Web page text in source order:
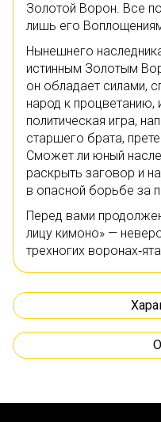
Золотой Ворон. Все
лишь его
Нынешнего
истинным Золотым
он обладает силами,
народ к процветанию,
политическая игра,
старшего брата,
Сможет ли юный
раскрыть заговор и
в опасной борьбе за
Перед вами
лицу кимоно» —
трехногих